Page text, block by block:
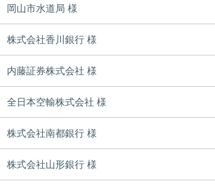
岡山市水道局 様
株式会社香川銀行 様
内藤証券株式会社 様
全日本空輸株式会社 様
株式会社南都銀行 様
株式会社山形銀行 様